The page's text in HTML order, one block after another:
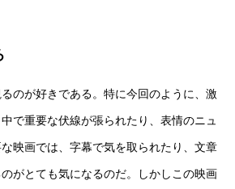
のが好きである。特に今回のように、激
で重要な伏線が張られたり、表情のニュ
映画では、字幕で気を取られたり、文章
がとても気になるのだ。しかしこの映画